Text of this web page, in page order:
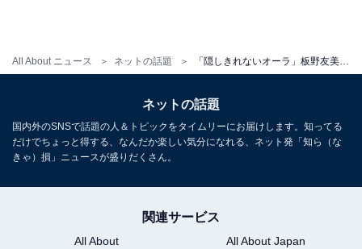
All About ニュース ネットの話題
ネットの話題
国内外のSNSで話題の人＆トピックをタイムリーにお届けします。知ってる
だけでちょっと得する、なんだか楽しい気分になれる、ネット発「知ら（な
きゃ）損」ニュースが盛りだくさん。
関連サービス
All About
All About Japan